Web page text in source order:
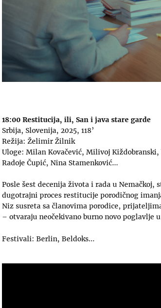
18:00 Restitucija, ili, San i java stare garde
Srbija, Slovenija, 2025, 118’
Režija: Želimir Žilnik
Uloge: Milan Kovačević, Milivoj
Radoje Čupić, Nina Stamenković…
Posle šest decenija života i rada u Nemačkoj,
dugotrajni proces restitucije porodičnog
Niz susreta sa članovima porodice,
– otvaraju neočekivano burno novo poglavlje
Festivali: Berlin, Beldoks…